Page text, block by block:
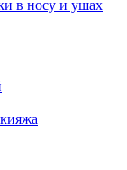
в носу и ушах